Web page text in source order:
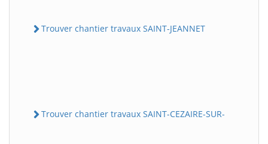
Trouver chantier travaux SAINT-JEANNET
Trouver chantier travaux SAINT-CEZAIRE-SUR-